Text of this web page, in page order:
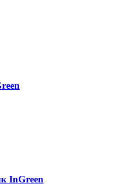
InGreen